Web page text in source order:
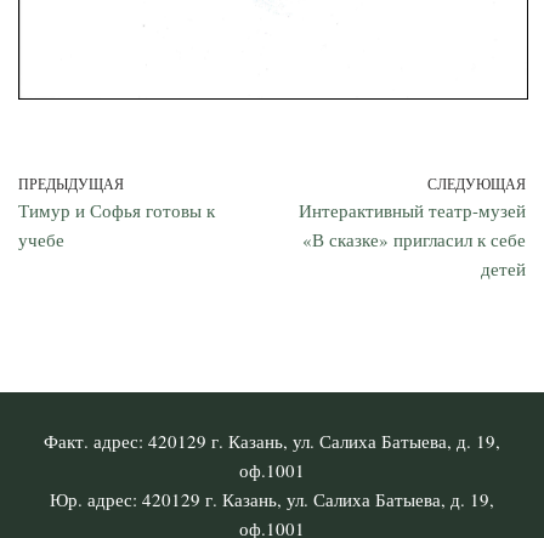
ПРЕДЫДУЩАЯ
Тимур и Софья готовы к
учебе
СЛЕДУЮЩАЯ
Интерактивный театр-музей
«В сказке» пригласил к себе
детей
Факт. адрес: 420129 г. Казань, ул. Салиха Батыева, д. 19,
оф.1001
Юр. адрес: 420129 г. Казань, ул. Салиха Батыева, д. 19,
оф.1001